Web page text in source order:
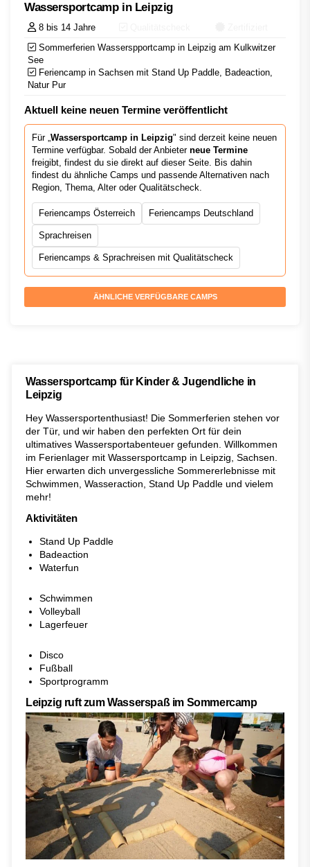
Wassersportcamp in Leipzig
8 bis 14 Jahre
Sommerferien Wasserspportcamp in Leipzig am Kulkwitzer
See
Feriencamp in Sachsen mit Stand Up Paddle, Badeaction,
Natur Pur
Aktuell keine neuen Termine veröffentlicht
Für „ Wassersportcamp in Leipzig" sind derzeit keine neuen
Termine verfügbar. Sobald der Anbieter neue Termine
freigibt, findest du sie direkt auf dieser Seite. Bis dahin
findest du ähnliche Camps und passende Alternativen nach
Region, Thema, Alter oder Qualitätscheck.
Feriencamps Österreich Feriencamps Deutschland
Sprachreisen
Feriencamps & Sprachreisen mit Qualitätscheck
ÄHNLICHE VERFÜGBARE CAMPS
Wassersportcamp für Kinder & Jugendliche in
Leipzig
Hey Wassersportenthusiast! Die Sommerferien stehen vor
der Tür, und wir haben den perfekten Ort für dein
ultimatives Wassersportabenteuer gefunden. Willkommen
im Ferienlager mit Wassersportcamp in Leipzig, Sachsen.
Hier erwarten dich unvergessliche Sommererlebnisse mit
Schwimmen, Wasseraction, Stand Up Paddle und vielem
mehr!
Aktivitäten
Stand Up Paddle
Badeaction
Waterfun
Schwimmen
Volleyball
Lagerfeuer
Disco
Fußball
Sportprogramm
Leipzig ruft zum Wasserspaß im Sommercamp